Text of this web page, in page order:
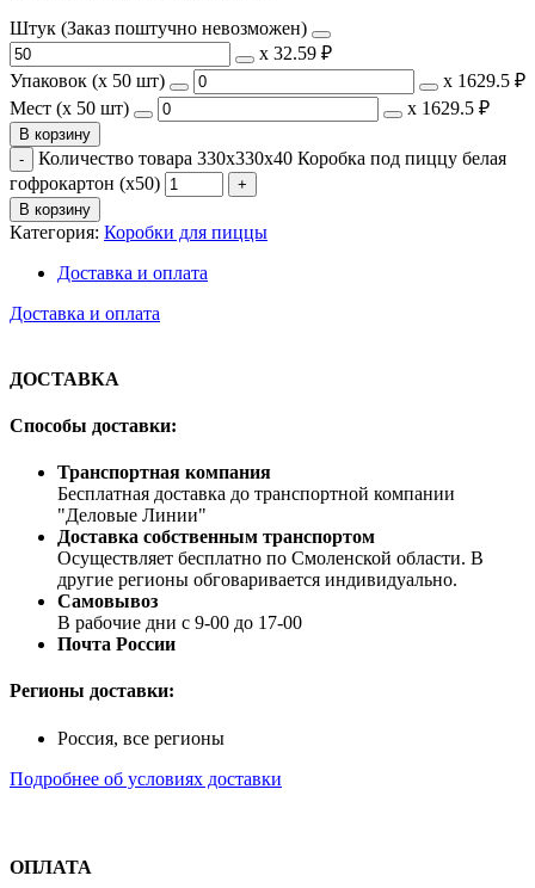
Штук (Заказ поштучно невозможен)
х 32.59 ₽
Упаковок (x 50 шт)
х 1629.5 ₽
Мест (x 50 шт)
х 1629.5 ₽
В корзину
Количество товара 330х330х40 Коробка под пиццу белая
гофрокартон (х50)
В корзину
Категория: Коробки для пиццы
Доставка и оплата
Доставка и оплата
ДОСТАВКА
Способы доставки:
Транспортная компания
Бесплатная доставка до транспортной компании
"Деловые Линии"
Доставка собственным транспортом
Осуществляет бесплатно по Смоленской области. В
другие регионы обговаривается индивидуально.
Самовывоз
В рабочие дни с 9-00 до 17-00
Почта России
Регионы доставки:
Россия, все регионы
Подробнее об условиях доставки
ОПЛАТА